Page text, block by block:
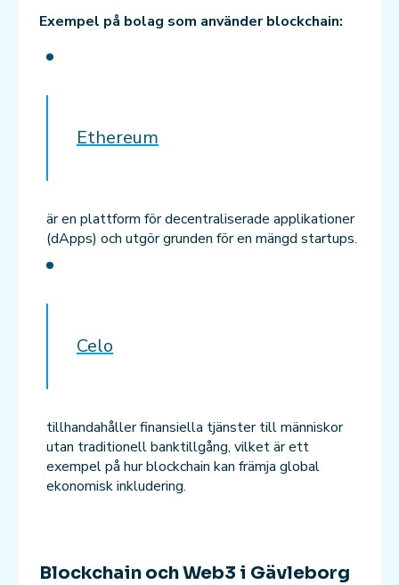
Exempel på bolag som använder blockchain:
Ethereum
är en plattform för decentraliserade applikationer
(dApps) och utgör grunden för en mängd startups.
Celo
tillhandahåller finansiella tjänster till människor
utan traditionell banktillgång, vilket är ett
exempel på hur blockchain kan främja global
ekonomisk inkludering.
Blockchain och Web3 i Gävleborg